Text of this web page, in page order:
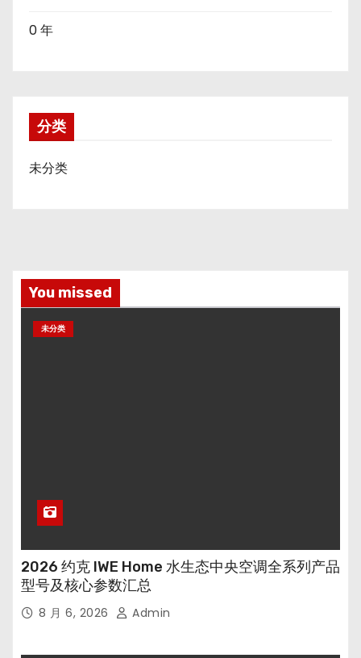
0 年
分类
未分类
You missed
未分类
2026 约克 IWE Home 水生态中央空调全系列产品
型号及核心参数汇总
8 月 6, 2026 Admin